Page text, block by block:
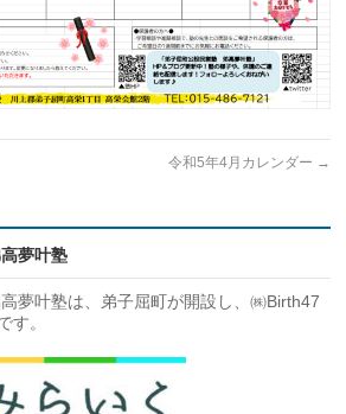
令和5年4月カレンダー →
夢叶塾
夢叶塾は、弟子屈町が開設し、㈱Birth47
す。